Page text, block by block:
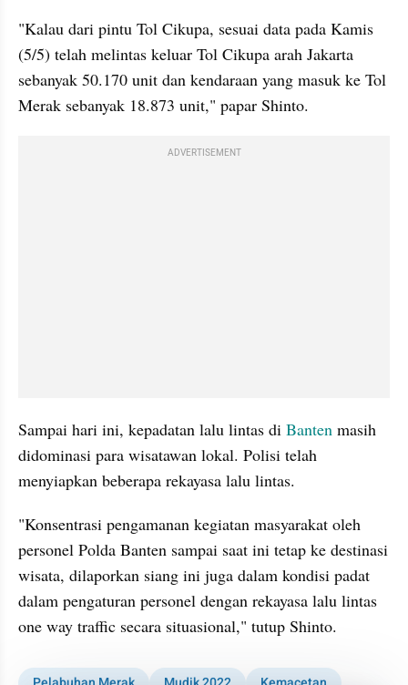
"Kalau dari pintu Tol Cikupa, sesuai data pada Kamis
(5/5) telah melintas keluar Tol Cikupa arah Jakarta
sebanyak 50.170 unit dan kendaraan yang masuk ke Tol
Merak sebanyak 18.873 unit," papar Shinto.
ADVERTISEMENT
Sampai hari ini, kepadatan lalu lintas di Banten masih
didominasi para wisatawan lokal. Polisi telah
menyiapkan beberapa rekayasa lalu lintas.
"Konsentrasi pengamanan kegiatan masyarakat oleh
personel Polda Banten sampai saat ini tetap ke destinasi
wisata, dilaporkan siang ini juga dalam kondisi padat
dalam pengaturan personel dengan rekayasa lalu lintas
one way traffic secara situasional," tutup Shinto.